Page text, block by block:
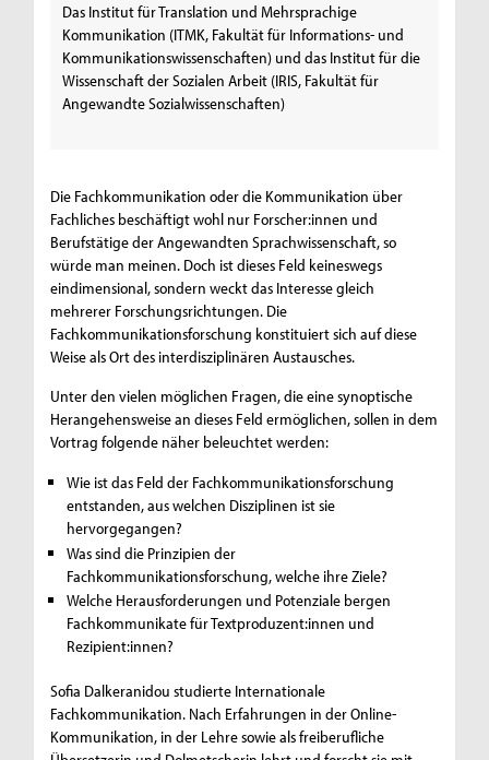
Das Institut für Translation und Mehrsprachige
Kommunikation (ITMK, Fakultät für Informations- und
Kommunikationswissenschaften) und das Institut für die
Wissenschaft der Sozialen Arbeit (IRIS, Fakultät für
Angewandte Sozialwissenschaften)
Die Fachkommunikation oder die Kommunikation über
Fachliches beschäftigt wohl nur Forscher:innen und
Berufstätige der Angewandten Sprachwissenschaft, so
würde man meinen. Doch ist dieses Feld keineswegs
eindimensional, sondern weckt das Interesse gleich
mehrerer Forschungsrichtungen. Die
Fachkommunikationsforschung konstituiert sich auf diese
Weise als Ort des interdisziplinären Austausches.
Unter den vielen möglichen Fragen, die eine synoptische
Herangehensweise an dieses Feld ermöglichen, sollen in dem
Vortrag folgende näher beleuchtet werden:
Wie ist das Feld der Fachkommunikationsforschung
entstanden, aus welchen Disziplinen ist sie
hervorgegangen?
Was sind die Prinzipien der
Fachkommunikationsforschung, welche ihre Ziele?
Welche Herausforderungen und Potenziale bergen
Fachkommunikate für Textproduzent:innen und
Rezipient:innen?
Sofia Dalkeranidou studierte Internationale
Fachkommunikation. Nach Erfahrungen in der Online-
Kommunikation, in der Lehre sowie als freiberufliche